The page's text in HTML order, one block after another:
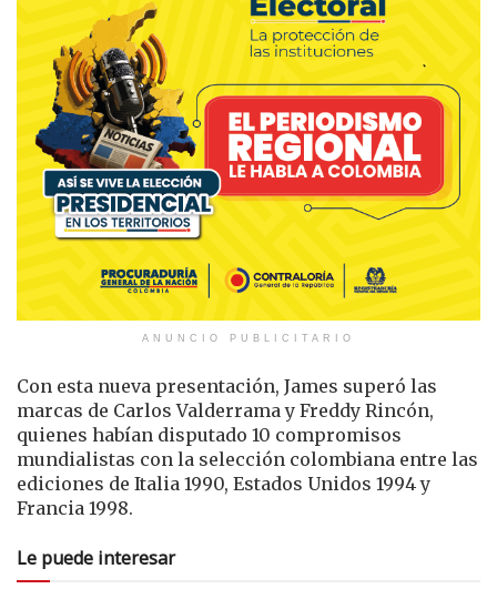
ANUNCIO PUBLICITARIO
Con esta nueva presentación, James superó las
marcas de Carlos Valderrama y Freddy Rincón,
quienes habían disputado 10 compromisos
mundialistas con la selección colombiana entre las
ediciones de Italia 1990, Estados Unidos 1994 y
Francia 1998.
Le puede interesar